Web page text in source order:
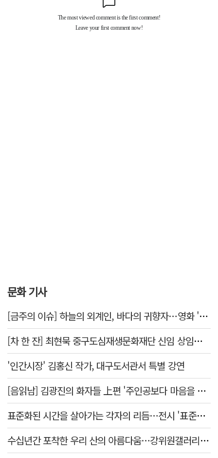
문화 기사
[금주의 이슈] 하늘의 외계인, 바다의 귀향자…영화 '호프'와 '오디세이'
[차 한 잔] 최현묵 중구도심재생문화재단 신임 상임이사 "서문시장·경상감영 등 지역 자원 활용…문화의 일상화"
'인간시장' 김홍신 작가, 대구도서관서 특별 강연
[음읽남] 김광진의 화자들 上편 '주인공보다 마음을 쓴 사람'
표준화된 시간을 살아가는 각자의 리듬…전시 '표준시차'
수십년간 포착한 우리 산의 아름다움…강위원갤러리 '팔공·지리展' 개최